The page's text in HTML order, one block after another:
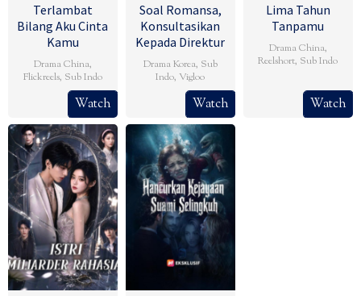
Terlambat
Bilang Aku Cinta
Kamu
Drama China,
Flickreels, Sub Indo
Watch
Soal Romansa,
Konsultasikan
Kepada Direktur
Drama Korea, Sub
Indo,Vigloo
Watch
Lima Tahun
Tanpamu
Drama China,
Reelshort, Sub Indo
Watch